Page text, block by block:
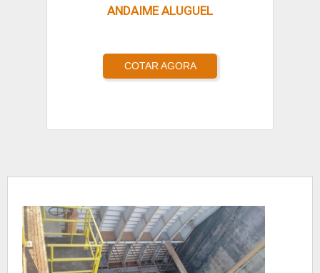
ANDAIME ALUGUEL
COTAR AGORA